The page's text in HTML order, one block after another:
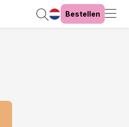
Bestellen